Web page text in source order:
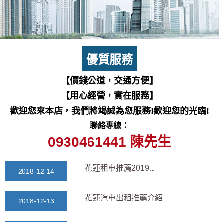
優質服務
【價錢公道，交通方便】
【用心經營，實在服務】
歡迎您來本店，我們將竭誠為您服務!歡迎您的光臨!
聯絡專線：
0930461441 陳先生
2018-03-16 花蓮景點2018地圖...
七星潭風景區美景介紹...
三日遊景點行程規劃景...
2018-03-12 花蓮自由行自助行程
2025-11-17 通水管後排水變快？背...
2018-12-14 花蓮租車推薦2019...
2018-12-13 花蓮汽車出租推薦介紹...